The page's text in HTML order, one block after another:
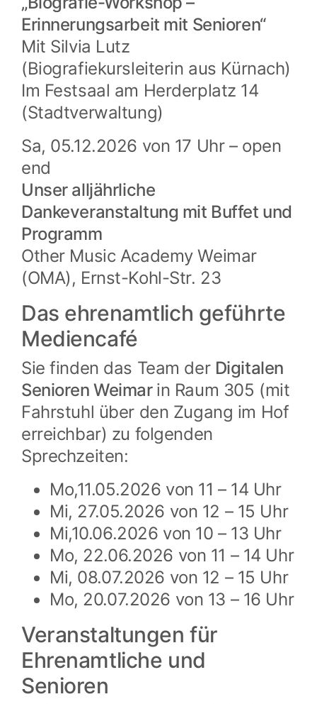
Erinnerungsarbeit mit Senioren“
Mit Silvia Lutz
(Biografiekursleiterin aus Kürnach)
Im Festsaal am Herderplatz 14
(Stadtverwaltung)
Sa, 05.12.2026 von 17 Uhr – open
end
Unser alljährliche
Dankeveranstaltung mit Buffet und
Programm
Other Music Academy Weimar
(OMA), Ernst-Kohl-Str. 23
Das ehrenamtlich geführte
Mediencafé
Sie finden das Team der Digitalen
Senioren Weimar in Raum 305 (mit
Fahrstuhl über den Zugang im Hof
erreichbar) zu folgenden
Sprechzeiten:
Mo,11.05.2026 von 11 – 14 Uhr
Mi, 27.05.2026 von 12 – 15 Uhr
Mi,10.06.2026 von 10 – 13 Uhr
Mo, 22.06.2026 von 11 – 14 Uhr
Mi, 08.07.2026 von 12 – 15 Uhr
Mo, 20.07.2026 von 13 – 16 Uhr
Veranstaltungen für
Ehrenamtliche und
Senioren